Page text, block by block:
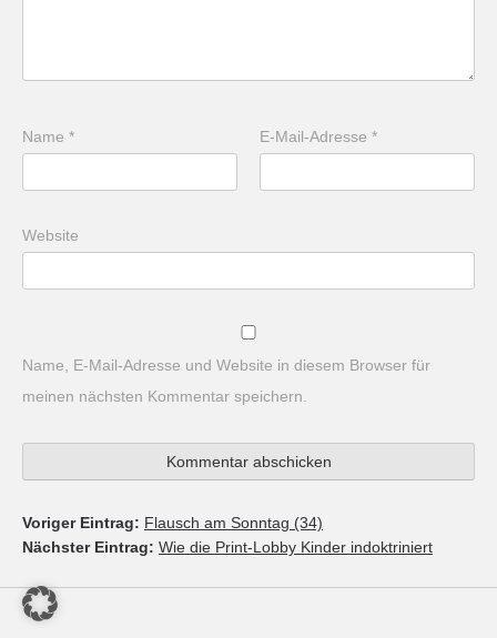
Name * E-Mail-Adresse*
Website
Name, E-Mail-Adresse und Website in diesem Browser für
meinen nächsten Kommentar speichern.
Voriger Eintrag: Flausch am Sonntag (34)
Nächster Eintrag: Wie die Print-Lobby Kinder indoktriniert